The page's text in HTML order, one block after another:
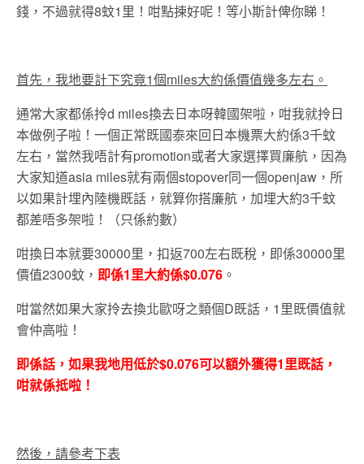
錢，不過就得8蚊1里！咁點揀好呢！等小斯計俾你睇！
首先，我地要計下究竟1個miles大約係價值幾多左右。
通常大家都係拎d miles換去日本呀韓國架啦，咁我就拎日
本做例子啦！一個正常既國泰來回日本機票大約係3千蚊
左右，當然我唔計有promotion或者大家選擇買廉航，因為
大家知道asia miles就有兩個stopover同一個openjaw，所
以如果計埋內陸機既話，就算你搭廉航，加埋大約3千蚊
都差唔多架啦！（只係約數）
咁換日本就要30000里，扣返700左右既稅，即係30000里
價值2300蚊， 即係1里大約係$0.076 。
咁當然如果大家拎去換北歐呀之類個D既話，1里既價值就
會仲高啦！
即係話，如果我地用低於$0.076可以額外獲得1里既話，
咁就係抵啦！
然後，請參考下表